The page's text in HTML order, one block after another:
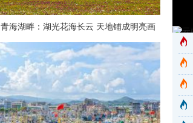
青海湖畔：湖光花海长云 天地铺成明亮画